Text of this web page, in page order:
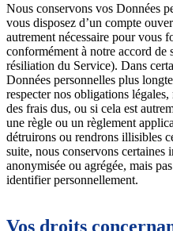
Nous conservons vos Données
vous disposez d’un compte
autrement nécessaire pour vous
conformément à notre accord de
résiliation du Service). Dans
Données personnelles plus
respecter nos obligations
des frais dus, ou si cela est
une règle ou un règlement
détruirons ou rendrons illisibles
suite, nous conservons certaines
anonymisée ou agrégée, mais
identifier personnellement.
Vos droits